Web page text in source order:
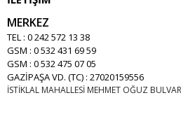
MERKEZ
TEL : 0 242 572 13 38
GSM : 0 532 431 69 59
GSM : 0 532 475 07 05
GAZİPAŞA VD. (TC) : 27020159556
İSTİKLAL MAHALLESİ MEHMET OĞUZ